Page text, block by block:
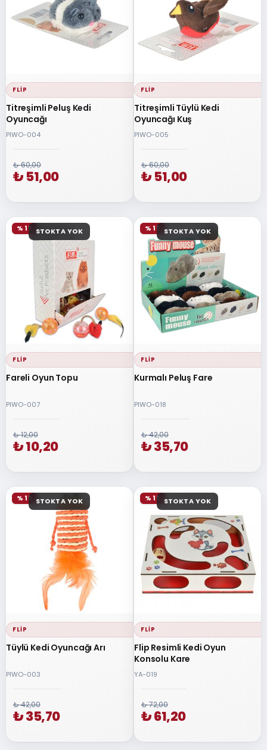
FLIP
Titreşimli Peluş Kedi
Oyuncağı
PIWO-004
₺ 60,00
₺ 51,00
FLIP
Titreşimli Tüylü Kedi
Oyuncağı Kuş
PIWO-005
₺ 60,00
₺ 51,00
STOKTA YOK
FLIP
Fareli Oyun Topu
PIWO-007
% 15
₺ 12,00
₺ 10,20
STOKTA YOK
FLIP
Kurmalı Peluş Fare
PIWO-018
% 15
₺ 42,00
₺ 35,70
STOKTA YOK
FLIP
Tüylü Kedi Oyuncağı Arı
PIWO-003
% 15
₺ 42,00
₺ 35,70
STOKTA YOK
FLIP
Flip Resimli Kedi Oyun
Konsolu Kare
YA-019
% 15
₺ 72,00
₺ 61,20